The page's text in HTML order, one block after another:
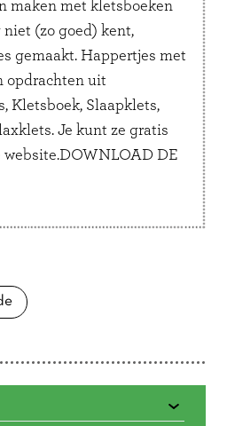
maken met kletsboeken
(zo goed) kent,
gemaakt. Happertjes met
opdrachten uit
Kletsboek, Slaapklets,
Je kunt ze gratis
website.DOWNLOAD DE